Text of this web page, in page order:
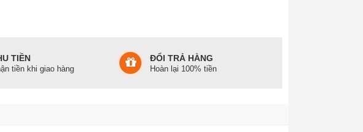
TIỀN
tiền khi giao hàng
ĐỔI TRẢ HÀNG
Hoàn lại 100% tiền